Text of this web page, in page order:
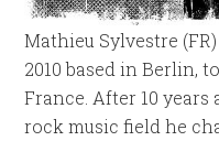
Mathieu Sylvestre
2010 based in Berlin,
France. After 10
rock music field he